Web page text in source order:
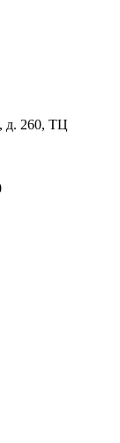
д. 260, ТЦ